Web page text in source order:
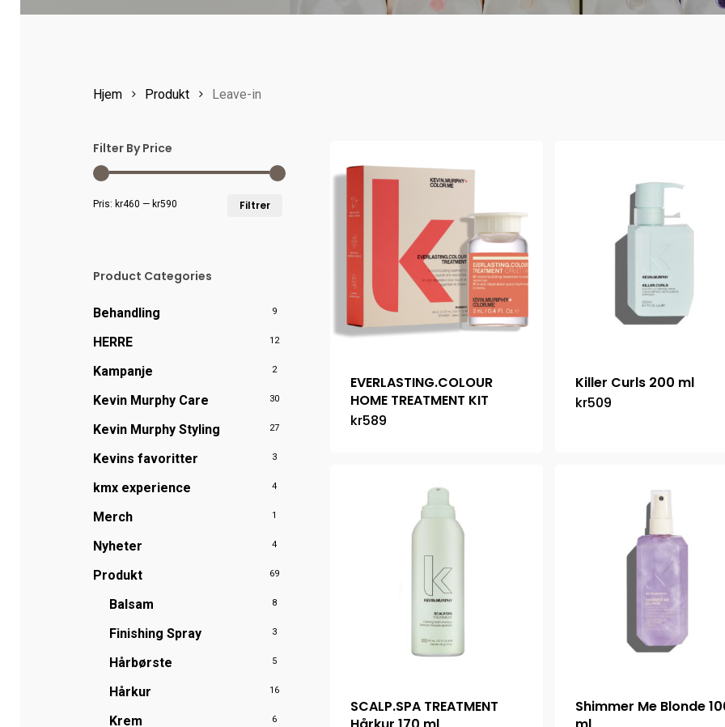
Hjem Produkt Leave-in
Filter By Price
Filtrer
Pris: kr460 — kr590
Product Categories
Behandling 9
HERRE 12
Kampanje 2
Kevin Murphy Care 30
Kevin Murphy Styling 27
Kevins favoritter 3
kmx experience 4
Merch 1
Nyheter 4
Produkt 69
Balsam 8
Finishing Spray 3
Hårbørste 5
Hårkur 16
Krem 6
EVERLASTING.COLOUR
HOME TREATMENT KIT
kr589
Killer Curls 200 ml
kr509
SCALP.SPA TREATMENT
Shimmer Me Blonde